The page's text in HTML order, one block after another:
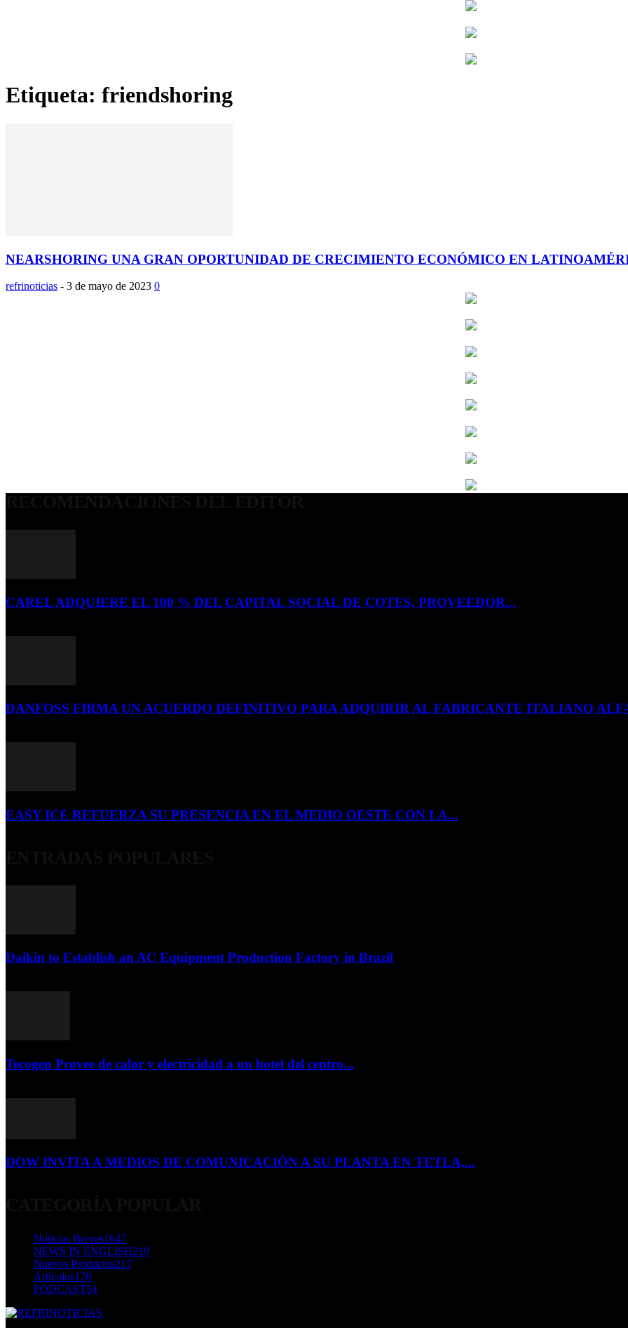
Etiqueta: friendshoring
NEARSHORING UNA GRAN OPORTUNIDAD DE CRECIMIENTO ECONÓMICO EN
refrinoticias - 3 de mayo de 2023 0
CAREL ADQUIERE EL 100 % DEL CAPITAL SOCIAL DE COTES, PROVEEDOR...
DANFOSS FIRMA UN ACUERDO DEFINITIVO PARA ADQUIRIR AL FABRICANTE ITALIANO
EASY ICE REFUERZA SU PRESENCIA EN EL MEDIO OESTE CON LA...
Daikin to Establish an AC Equipment Production Factory in Brazil
Tecogen Provee de calor y electricidad a un hotel del centro...
DOW INVITA A MEDIOS DE COMUNICACIÓN A SU PLANTA EN TETLA,...
Noticias Breves1647
NEWS IN ENGLISH219
Nuevos Productos217
Artículos176
PODCAST54